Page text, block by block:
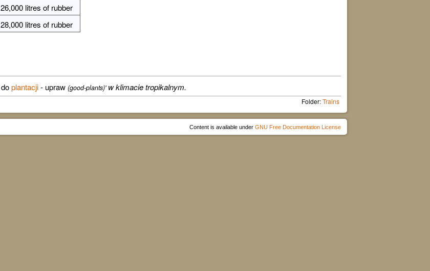
26,000 litres of rubber
28,000 litres of rubber
doplantacji- upraw (good-plants)'w klimacie tropikalnym.
Folder:Trains
Content is available under GNU Free Documentation License